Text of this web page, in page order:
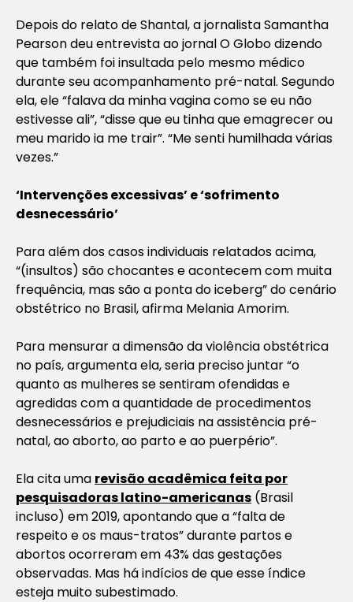
Depois do relato de Shantal, a jornalista Samantha
Pearson deu entrevista ao jornal O Globo dizendo
que também foi insultada pelo mesmo médico
durante seu acompanhamento pré-natal. Segundo
ela, ele “falava da minha vagina como se eu não
estivesse ali”, “disse que eu tinha que emagrecer ou
meu marido ia me trair”. “Me senti humilhada várias
vezes.”
‘Intervenções excessivas’ e ‘sofrimento
desnecessário’
Para além dos casos individuais relatados acima,
“(insultos) são chocantes e acontecem com muita
frequência, mas são a ponta do iceberg” do cenário
obstétrico no Brasil, afirma Melania Amorim.
Para mensurar a dimensão da violência obstétrica
no país, argumenta ela, seria preciso juntar “o
quanto as mulheres se sentiram ofendidas e
agredidas com a quantidade de procedimentos
desnecessários e prejudiciais na assistência pré-
natal, ao aborto, ao parto e ao puerpério”.
Ela cita uma revisão acadêmica feita por
pesquisadoras latino-americanas (Brasil
incluso) em 2019, apontando que a “falta de
respeito e os maus-tratos” durante partos e
abortos ocorreram em 43% das gestações
observadas. Mas há indícios de que esse índice
esteja muito subestimado.